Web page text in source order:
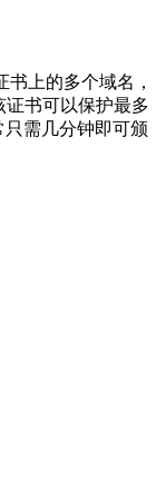
上的多个域名，
证书可以保护最多
只需几分钟即可颁